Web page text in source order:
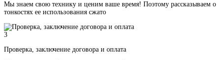
Мы знаем свою технику и ценим ваше время! Поэтому рассказываем о
тонкостях ее использования сжато
3
Проверка, заключение договора и оплата